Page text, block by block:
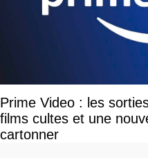
Prime Video : les
films cultes et une
cartonner